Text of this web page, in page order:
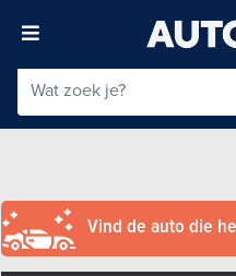
Vind de auto die